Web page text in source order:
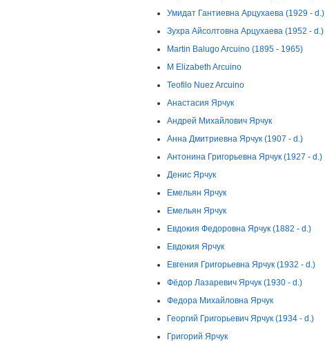
Умидат Гантиевна Арцухаева (1929 - d.)
Зухра Айсолтовна Арцухаева (1952 - d.)
Martin Balugo Arcuino (1895 - 1965)
M Elizabeth Arcuino
Teofilo Nuez Arcuino
Анастасия Ярчук
Андрей Михайлович Ярчук
Анна Дмитриевна Ярчук (1907 - d.)
Антонина Григорьевна Ярчук (1927 - d.)
Денис Ярчук
Емельян Ярчук
Емельян Ярчук
Евдокия Федоровна Ярчук (1882 - d.)
Евдокия Ярчук
Евгения Григорьевна Ярчук (1932 - d.)
Фёдор Лазаревич Ярчук (1930 - d.)
Федора Михайловна Ярчук
Георгий Григорьевич Ярчук (1934 - d.)
Григорий Ярчук